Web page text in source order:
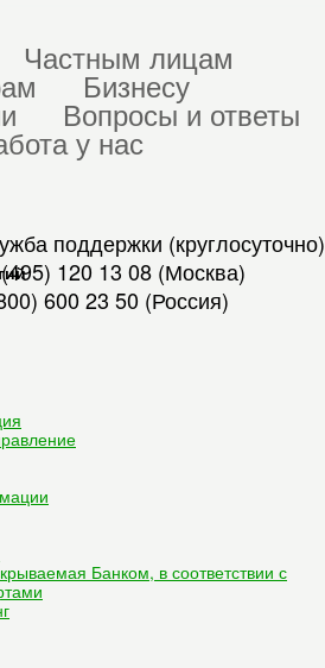
Частным лицам
Бизнесу
Вопросы и ответы
у нас
поддержки (круглосуточно)
120 13 08 (Москва)
600 23 50 (Россия)
Банком, в соответствии с